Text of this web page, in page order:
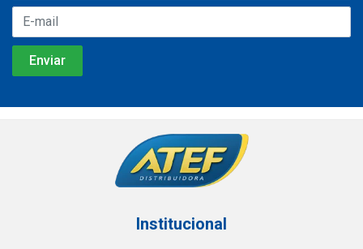
Institucional